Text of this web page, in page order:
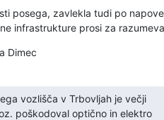
posega, zavlekla tudi po
infrastrukture prosi za
Dimec
vozlišča v Trbovljah je večji
poškodoval optično in elektro